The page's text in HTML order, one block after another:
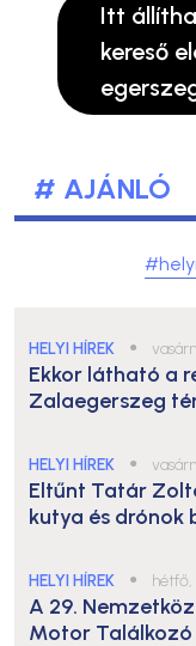
Itt
kereső
# AJÁNLÓ
#helyi
HELYI HÍREK ●
Ekkor látható a
Zalaegerszeg
HELYI HÍREK ●
Eltűnt Tatár
kutya és drónok
HELYI HÍREK ● hétfő,
A 29.
Motor